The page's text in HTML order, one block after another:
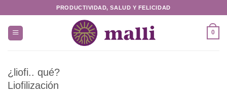
al
contenido
PRODUCTIVIDAD, SALUD Y FELICIDAD
0
¿liofi.. qué?
Liofilización